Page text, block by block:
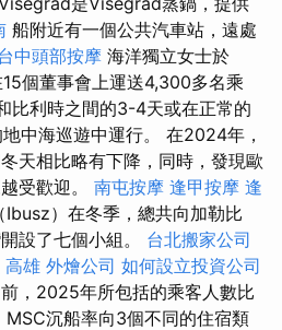
船附近有一個公共汽車站，遠處
中頭部按摩 海洋獨立女士於
個董事會上運送4,300多名乘
比利時之間的3-4天或在正常的
中海巡遊中運行。 在2024年，
天相比略有下降，同時，發現歐
受歡迎。 南屯按摩 逢甲按摩 逢
Ibusz）在冬季，總共向加勒比
設了七個小組。 台北搬家公司
高雄 外燴公司 如何設立投資公司
，2025年所包括的乘客人數比
沉船率向3個不同的住宿類